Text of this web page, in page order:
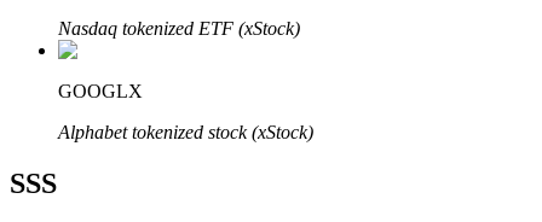
Nasdaq tokenized ETF (xStock)
GOOGLX
Alphabet tokenized stock (xStock)
SSS